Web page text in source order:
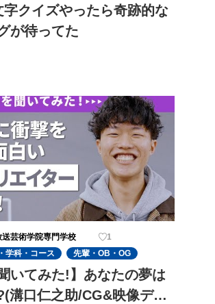
字クイズやったら奇跡的な
が待ってた
送芸術学院専門学校
1
学科・コース 先輩・OB・OG
いてみた!】あなたの夢は
溝口仁之助/CG&映像ディ